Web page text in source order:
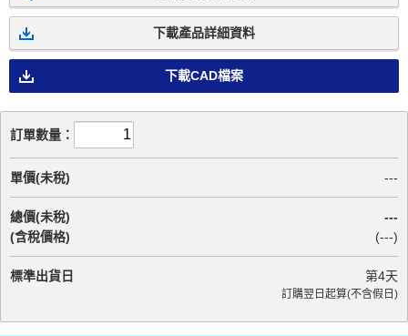
下載產品詳細資料
下載CAD檔案
訂單數量：
單價(未稅) ---
總價(未稅)
(含稅價格)
---
(---)
標準出貨日 第4天
訂購翌日起算(不含假日)